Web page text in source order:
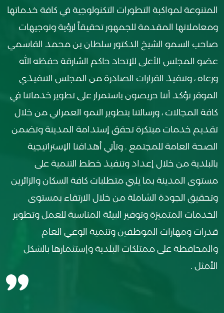
المتنوعة لمواكبة التطورات التكنولوجية في كافة خدماتها
ومعاملاتها المقدمة للجمهور تحقيقاً لرؤية وتوجيهات
صاحب السمو الشيخ الدكتور سلطان بن محمد القاسمي
عضو المجلس الأعلى للإتحاد حاكم الشارقة حفظه الله
ورعاه ، وتنفيذ القرارات الصادرة من المجلس التنفيذي
الموقر نؤكد أننا حريصون باستمرار على تطوير خدماتنا في
كافة المجالات ، ورسالتنا بتطوير النمو العمراني من خلال
تقديم خدمات مبتكرة تحقق إستدامة المدينة وتضمن
الصحة العامة للمجتمع . وتأتي أهدافنا الإستراتيجية
بالبلدية من خلال إعداد وتنفيذ خطط التنمية على
مستوى المدينة بما يلبي متطلبات كافة السكان والزائرين
وتحقيق الجودة الشاملة من خلال الارتقاء بمستوى
الخدمات المتميزة وتوفير البيئة المناسبة للعمل وتطوير
قدرات ومهارات الموظفين وتنمية الوعي العام
والمحافظة على ممتلكات البلدية وإستثمارها بالشكل
الأمثل .